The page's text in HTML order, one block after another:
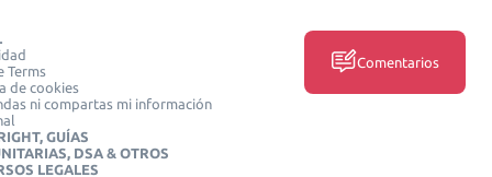
Terms
de cookies
ni compartas mi información
GUÍAS
DSA & OTROS
LEGALES
Comentarios